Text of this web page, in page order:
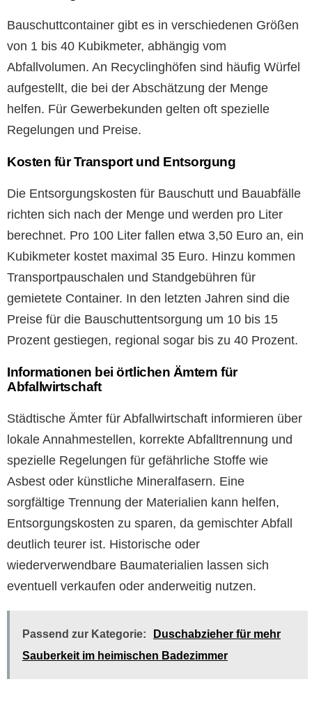
Bauschuttcontainer gibt es in verschiedenen Größen
von 1 bis 40 Kubikmeter, abhängig vom
Abfallvolumen. An Recyclinghöfen sind häufig Würfel
aufgestellt, die bei der Abschätzung der Menge
helfen. Für Gewerbekunden gelten oft spezielle
Regelungen und Preise.
Kosten für Transport und Entsorgung
Die Entsorgungskosten für Bauschutt und Bauabfälle
richten sich nach der Menge und werden pro Liter
berechnet. Pro 100 Liter fallen etwa 3,50 Euro an, ein
Kubikmeter kostet maximal 35 Euro. Hinzu kommen
Transportpauschalen und Standgebühren für
gemietete Container. In den letzten Jahren sind die
Preise für die Bauschuttentsorgung um 10 bis 15
Prozent gestiegen, regional sogar bis zu 40 Prozent.
Informationen bei örtlichen Ämtern für
Abfallwirtschaft
Städtische Ämter für Abfallwirtschaft informieren über
lokale Annahmestellen, korrekte Abfalltrennung und
spezielle Regelungen für gefährliche Stoffe wie
Asbest oder künstliche Mineralfasern. Eine
sorgfältige Trennung der Materialien kann helfen,
Entsorgungskosten zu sparen, da gemischter Abfall
deutlich teurer ist. Historische oder
wiederverwendbare Baumaterialien lassen sich
eventuell verkaufen oder anderweitig nutzen.
Passend zur Kategorie:
Duschabzieher für mehr
Sauberkeit im heimischen Badezimmer